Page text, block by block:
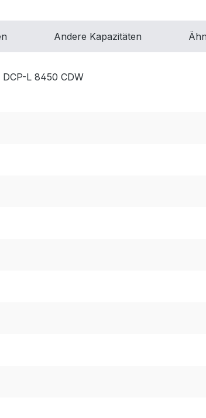
Andere Kapazitäten
L 8450 CDW